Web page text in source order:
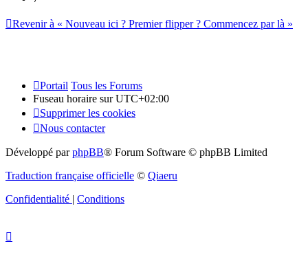
Revenir à « Nouveau ici ? Premier flipper ? Commencez par là »
Portail Tous les Forums
Fuseau horaire surUTC+02:00
Supprimer les cookies
Nous contacter
Développé parphpBB® Forum Software © phpBB Limited
Traduction française officielle © Qiaeru
Confidentialité | Conditions